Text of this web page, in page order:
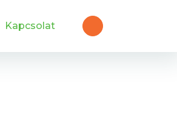
Kapcsolat